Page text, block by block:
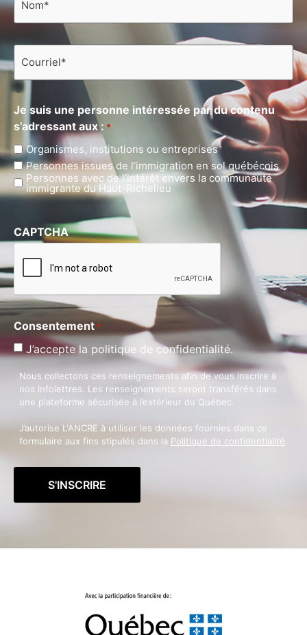
Courriel
Je suis une personne intéressée par du contenu
s’adressant aux : *
Organismes, institutions ou entreprises
Personnes issues de l’immigration en sol québécois
Personnes avec de l’intérêt envers la communauté
immigrante du Haut-Richelieu
CAPTCHA
Consentement *
J’accepte la politique de confidentialité.
Nous collectons ces renseignements afin de vous inscrire à
nos infolettres. Les renseignements seront transférés dans
une plateforme sécurisée à l’extérieur du Québec.
J’autorise L'ANCRE à utiliser les données fournies dans ce
formulaire aux fins stipulés dans la Politique de confidentialité